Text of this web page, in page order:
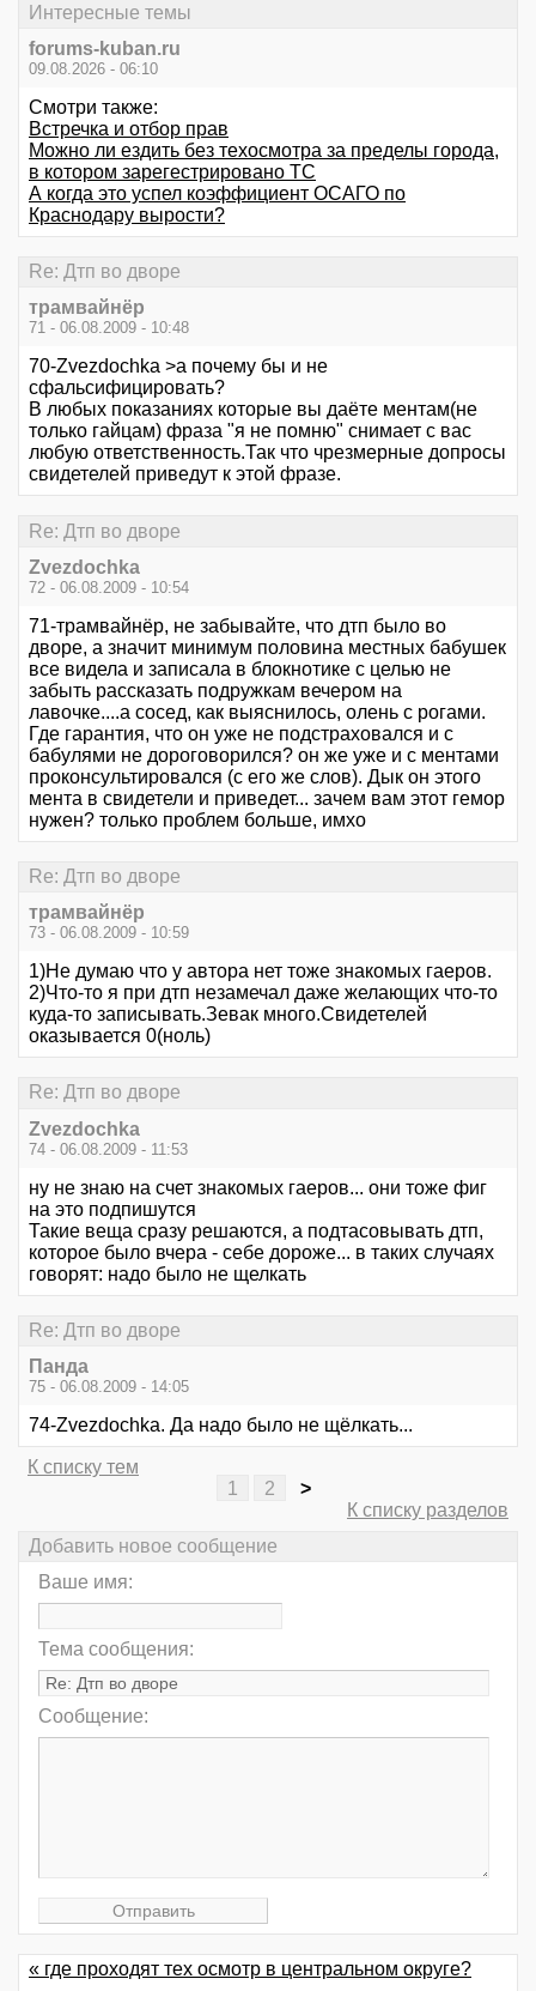
Интересные темы
forums-kuban.ru
09.08.2026 - 06:10
Смотри также:
Встречка и отбор прав
Можно ли ездить без техосмотра за пределы города,
в котором зарегестрировано ТС
А когда это успел коэффициент ОСАГО по
Краснодару вырости?
Re: Дтп во дворе
трамвайнёр
71 - 06.08.2009 - 10:48
70-Zvezdochka >а почему бы и не
сфальсифицировать?
В любых показаниях которые вы даёте ментам(не
только гайцам) фраза "я не помню" снимает с вас
любую ответственность.Так что чрезмерные допросы
свидетелей приведут к этой фразе.
Re: Дтп во дворе
Zvezdochka
72 - 06.08.2009 - 10:54
71-трамвайнёр, не забывайте, что дтп было во
дворе, а значит минимум половина местных бабушек
все видела и записала в блокнотике с целью не
забыть рассказать подружкам вечером на
лавочке....а сосед, как выяснилось, олень с рогами.
Где гарантия, что он уже не подстраховался и с
бабулями не дороговорился? он же уже и с ментами
проконсультировался (с его же слов). Дык он этого
мента в свидетели и приведет... зачем вам этот гемор
нужен? только проблем больше, имхо
Re: Дтп во дворе
трамвайнёр
73 - 06.08.2009 - 10:59
1)Не думаю что у автора нет тоже знакомых гаеров.
2)Что-то я при дтп незамечал даже желающих что-то
куда-то записывать.Зевак много.Свидетелей
оказывается 0(ноль)
Re: Дтп во дворе
Zvezdochka
74 - 06.08.2009 - 11:53
ну не знаю на счет знакомых гаеров... они тоже фиг
на это подпишутся
Такие веща сразу решаются, а подтасовывать дтп,
которое было вчера - себе дороже... в таких случаях
говорят: надо было не щелкать
Re: Дтп во дворе
Панда
75 - 06.08.2009 - 14:05
74-Zvezdochka. Да надо было не щёлкать...
К списку тем
1
2
>
К списку разделов
Добавить новое сообщение
Ваше имя:
Тема сообщения:
Сообщение:
« где проходят тех осмотр в центральном округе?